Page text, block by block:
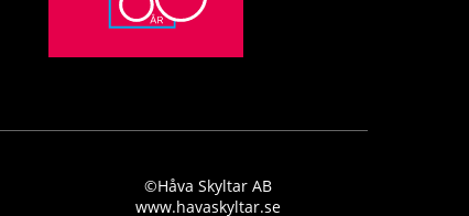
©Håva Skyltar AB
www.havaskyltar.se